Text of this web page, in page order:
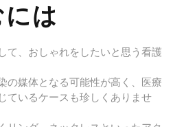
は
て、おしゃれをしたいと思う看護
の媒体となる可能性が高く、医療
ているケースも珍しくありませ